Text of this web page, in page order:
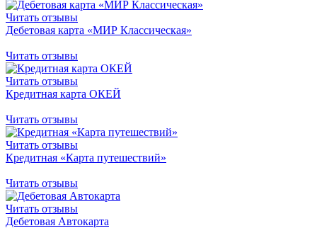
Читать отзывы
Дебетовая карта «МИР Классическая»
Читать отзывы
Читать отзывы
Кредитная карта ОКЕЙ
Читать отзывы
Читать отзывы
Кредитная «Карта путешествий»
Читать отзывы
Читать отзывы
Дебетовая Автокарта